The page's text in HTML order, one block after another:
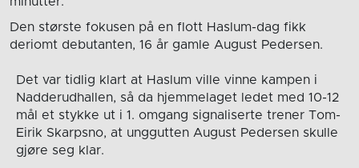
Den største fokusen på en flott Haslum-dag fikk
deriomt debutanten, 16 år gamle August Pedersen.
Det var tidlig klart at Haslum ville vinne kampen i
Nadderudhallen, så da hjemmelaget ledet med 10-12
mål et stykke ut i 1. omgang signaliserte trener Tom-
Eirik Skarpsno, at unggutten August Pedersen skulle
gjøre seg klar.